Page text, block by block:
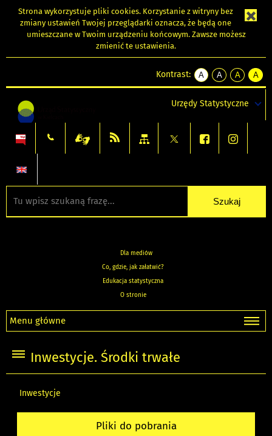
Strona wykorzystuje pliki cookies. Korzystanie z witryny bez
zmiany ustawień Twojej przeglądarki oznacza, że będą one
umieszczane w Twoim urządzeniu końcowym. Zawsze możesz
zmienić te ustawienia.
Kontrast:
A
kontrast
A
kontrast
tekst
czarnym
A
kontrast
tekst
czarnym
A
tekst
żółtym
Urzędy Statystyczne
Dla mediów
Co, gdzie, jak załatwić?
Edukacja statystyczna
O stronie
Menu główne
Inwestycje. Środki trwałe
Inwestycje
Pliki do pobrania